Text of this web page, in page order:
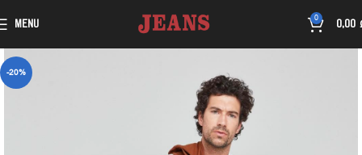
MENU
0
0,00
-20%